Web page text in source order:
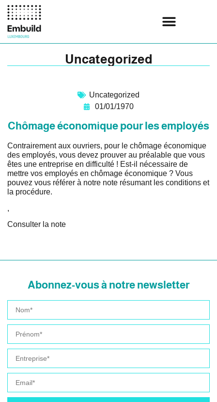
Uncategorized
Uncategorized
01/01/1970
Chômage économique pour les employés
Contrairement aux ouvriers, pour le chômage économique
des employés, vous devez prouver au préalable que vous
êtes une entreprise en difficulté ! Est-il nécessaire de
mettre vos employés en chômage économique ? Vous
pouvez vous référer à notre note résumant les conditions et
la procédure.
,
Consulter la note
Abonnez-vous à notre newsletter